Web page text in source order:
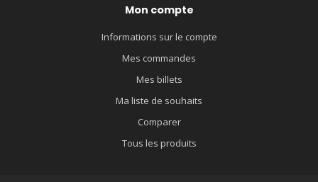
Mon compte
Informations sur le compte
Mes commandes
Mes billets
Ma liste de souhaits
Comparer
Tous les produits